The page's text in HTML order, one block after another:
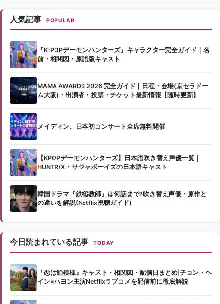
人気記事 POPULAR
『K-POPデーモンハンターズ』キャラクター完全ガイド｜名
前・相関図・原語版キャスト
MAMA AWARDS 2026 完全ガイド｜日程・会場(京セラドー
ム大阪)・出演者・投票・チケット最新情報【随時更新】
メイディン、日本初コンサート全席無料開催
【KPOPデーモンハンターズ】日本語吹き替え声優一覧｜
HUNTR/X・サジャボーイズの日本語キャスト
韓国ドラマ『鉄槌教師』は何話まで?吹き替え声優・原作と
の違いを解説(Netflix視聴ガイド)
今日読まれている記事 TODAY
『恋は飴模様』キャスト・相関図・配信日まとめ|チョン・ヘ
イン×ハヨン主演Netflixラブコメを配信前に徹底解説